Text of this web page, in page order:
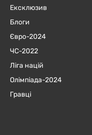
Ексклюзив
Блоги
Євро-2024
ЧC-2022
Ліга націй
Олімпіада-2024
Гравці